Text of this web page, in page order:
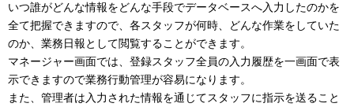
いつ誰がどんな情報をどんな手段でデータベースへ入力したのかを
全て把握できますので、各スタッフが何時、どんな作業をしていた
のか、業務日報として閲覧することができます。
マネージャー画面では、登録スタッフ全員の入力履歴を一画面で表
示できますので業務行動管理が容易になります。
また、管理者は入力された情報を通じてスタッフに指示を送ること